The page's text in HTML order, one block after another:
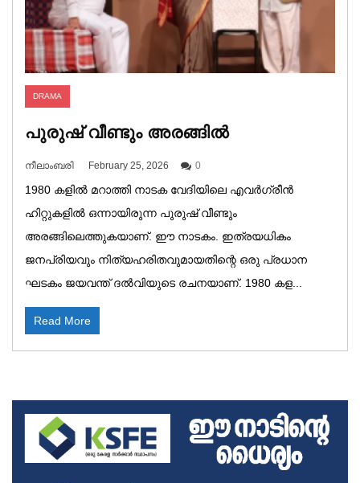
DRAMA
പുരുഷ് വീണ്ടും അരങ്ങിൽ
നീലാംബരി February 25, 2026 0
1980 കളിൽ മറാത്തി നാടക വേദിയിലെ എവർഗ്രീൻ
ഹിറ്റുകളിൽ ഒന്നായിരുന്ന പുരുഷ് വീണ്ടും
അരങ്ങിലെത്തുകയാണ്. ഈ നാടകം. ഇത്രയധികം
ജനപ്രിയവും നിത്യഹരിതവുമായതിന്റെ ഒരു പ്രധാന
ഘടകം ജയവന്ത് ദൽവിയുടെ രചനയാണ്. 1980 കള...
Read More